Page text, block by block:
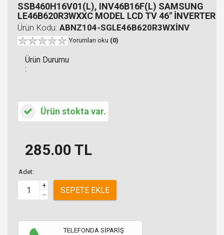
SSB460H16V01(L), INV46B16F(L) SAMSUNG
LE46B620R3WXXC MODEL LCD TV 46" İNVERTER
Ürün Kodu: ABNZ104-SGLE46B620R3WXİNV
Yorumları oku (0)
Ürün Durumu
:
Ürün stokta var.
285.00 TL
Adet:
+
–
SEPETE EKLE
TELEFONDA SİPARİŞ